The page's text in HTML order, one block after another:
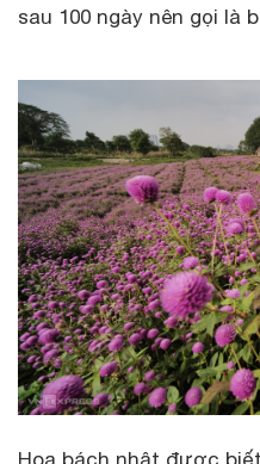
sau 100 ngày nên gọi là